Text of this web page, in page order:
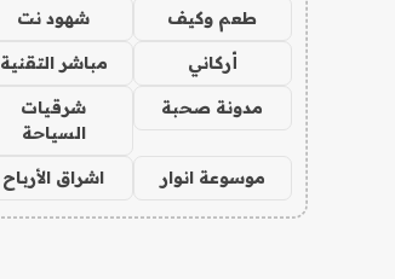
طعم وكيف شهود نت
أركاني مباشر التقنية
مدونة صحبة
شرقيات
السياحة
موسوعة انوار اشراق الأرباح